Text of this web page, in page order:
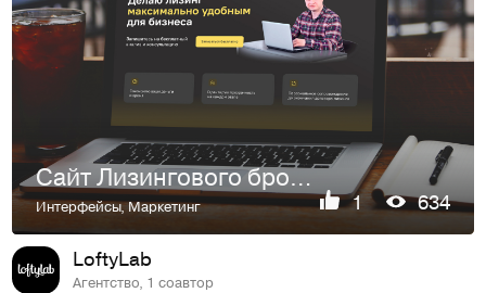
Сайт Лизингового брокера
Интерфейсы,Маркетинг 1 634
LoftyLab
Агентство, 1 соавтор